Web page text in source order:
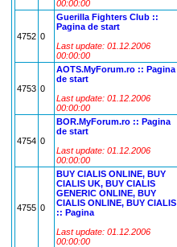
00:00:00
4752 0
Guerilla Fighters Club ::
Pagina de start
Last update: 01.12.2006
00:00:00
4753 0
AOTS.MyForum.ro :: Pagina
de start
Last update: 01.12.2006
00:00:00
4754 0
BOR.MyForum.ro :: Pagina
de start
Last update: 01.12.2006
00:00:00
4755 0
BUY CIALIS ONLINE, BUY
CIALIS UK, BUY CIALIS
GENERIC ONLINE, BUY
CIALIS ONLINE, BUY CIALIS
:: Pagina
Last update: 01.12.2006
00:00:00